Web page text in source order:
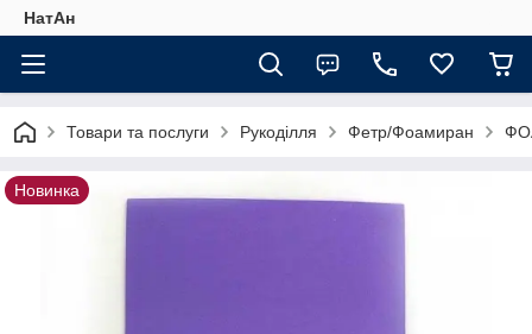
НатАн
Товари та послуги Рукоділля Фетр/Фоамиран
Новинка